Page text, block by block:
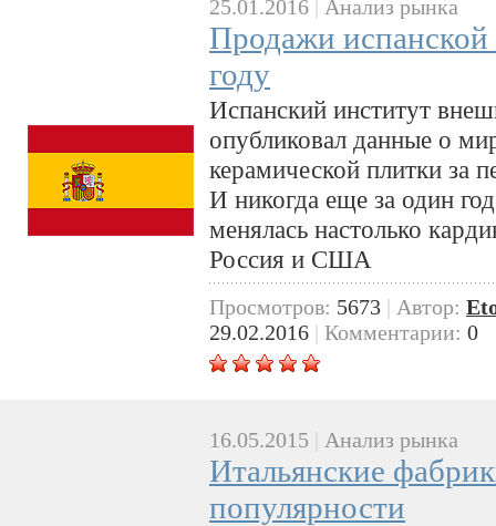
25.01.2016 | Анализ рынка
Продажи
году
Испанский институт
опубликовал данные о
керамической плитки за
И никогда еще за один
менялась настолько
Россия и США
Просмотров: 5673 | Автор:
29.02.2016 | Комментарии: 0
16.05.2015 Анализ рынка
Итальянские
популярности